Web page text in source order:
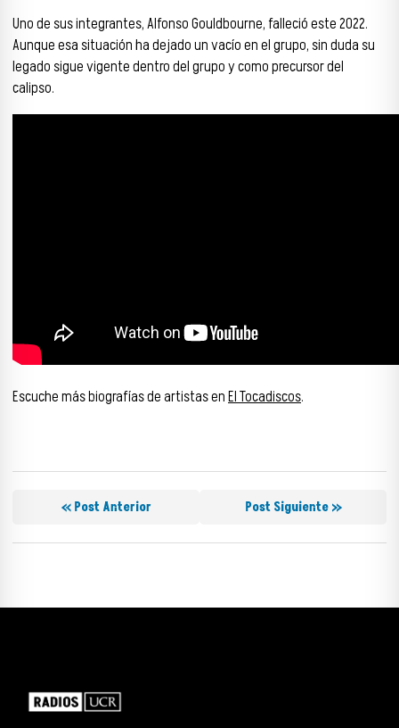
Uno de sus integrantes, Alfonso Gouldbourne, falleció este 2022.
Aunque esa situación ha dejado un vacío en el grupo, sin duda su
legado sigue vigente dentro del grupo y como precursor del
calipso.
Escuche más biografías de artistas enEl Tocadiscos.
« Post Anterior Post Siguiente »